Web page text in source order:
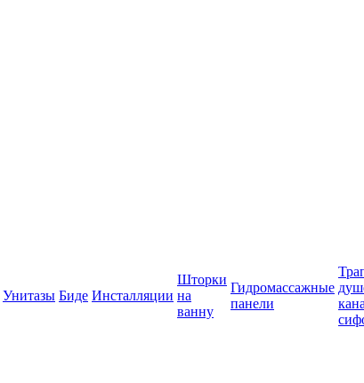
Унитазы Биде Инсталляции
Шторки
на
ванну
Гидромассажные
панели